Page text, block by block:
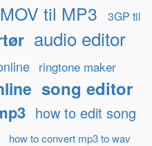
MOV til MP3
3GP til
audio editor
ringtone maker
song editor
how to edit song
how to convert mp3 to wav